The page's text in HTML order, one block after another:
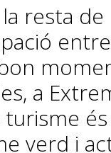
resta
a
verd i